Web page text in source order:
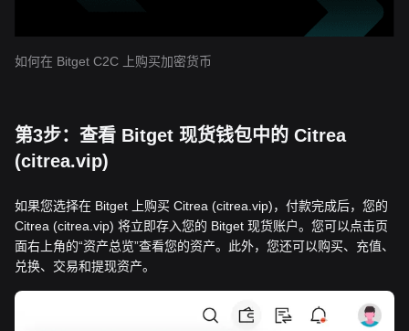
如何在 Bitget C2C 上购买加密货币
第3步：查看 Bitget 现货钱包中的 Citrea
(citrea.vip)
如果您选择在 Bitget 上购买 Citrea (citrea.vip)，付款完成后，您的
Citrea (citrea.vip) 将立即存入您的 Bitget 现货账户。您可以点击页
面右上角的“资产总览”查看您的资产。此外，您还可以购买、充值、
兑换、交易和提现资产。